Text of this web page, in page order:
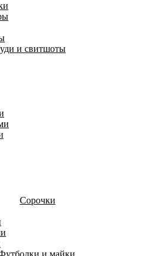
и свитшоты
Сорочки
и майки